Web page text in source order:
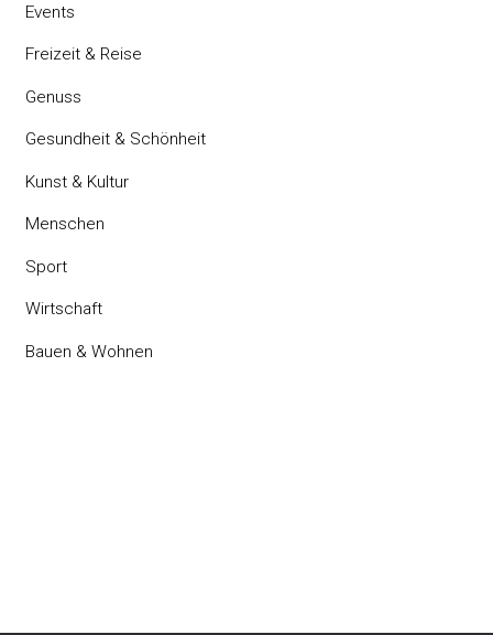
Events
Freizeit & Reise
Genuss
Gesundheit & Schönheit
Kunst & Kultur
Menschen
Sport
Wirtschaft
Bauen & Wohnen